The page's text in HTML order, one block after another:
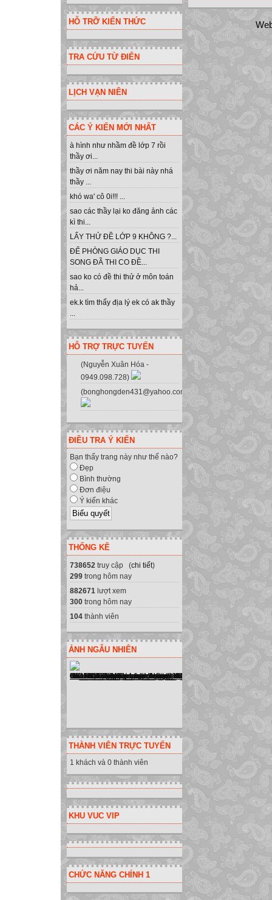
HỖ TRỠ KIẾN THỨC
TRA CỨU TỪ ĐIỂN
LỊCH VẠN NIÊN
CÁC Ý KIẾN MỚI NHẤT
à hình như nhầm đề lớp 7 rồi
thầy ơi...
thầy ơi năm nay thi bài này nhá
thầy ...
khó wa' cô 0i!!! ...
sao các thầy lại ko đăng ảnh các
kì thi...
LẤY THỬ ĐỀ LỚP 9 KHÔNG ?...
ĐỂ PHÒNG GIÁO DỤC THI
SONG ĐÃ THI CO ĐỀ...
sao ko có đề thi thử ở môn toán
hả...
ek.k tìm thấy địa lý ek có ak thầy
...
HỖ TRỢ TRỰC TUYẾN
(Nguyễn Xuân Hóa -
0949.098.728)
(bonghongden431@yahoo.com.vn)
ĐIỀU TRA Ý KIẾN
Bạn thấy trang này như thế nào?
Đẹp
Bình thường
Đơn điệu
Ý kiến khác
THỐNG KÊ
738652 truy cập (chi tiết)
299 trong hôm nay
882671 lượt xem
300 trong hôm nay
104 thành viên
ẢNH NGẪU NHIÊN
THÀNH VIÊN TRỰC TUYẾN
1 khách và 0 thành viên
KHU VUC VIP
CHỨC NĂNG CHÍNH 1